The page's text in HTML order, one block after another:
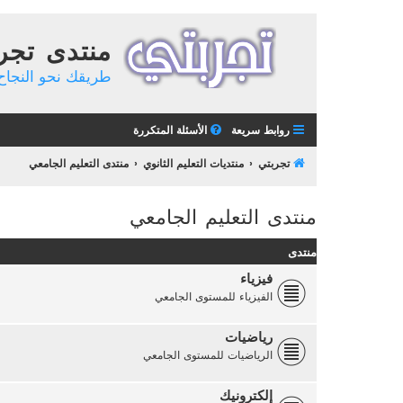
منتدى
طريقك نحو النجاح
روابط سريعة الأسئلة المتكررة
تجربتي منتديات التعليم الثانوي منتدى التعليم الجامعي
منتدى التعليم الجامعي
منتدى
فيزياء
الفيزياء للمستوى الجامعي
رياضيات
الرياضيات للمستوى الجامعي
إلكترونيك